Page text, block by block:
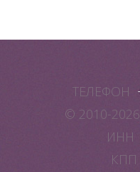
ТЕЛЕФОН
© 2010-2026
ИНН
КПП